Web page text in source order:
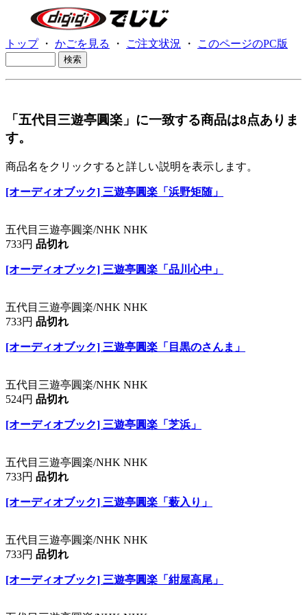
トップ・ かごを見る ・ ご注文状況 ・ このページのPC版
「五代目三遊亭圓楽」に一致する商品は8点ありま
す。
商品名をクリックすると詳しい説明を表示します。
[オーディオブック] 三遊亭圓楽「浜野矩随」
五代目三遊亭圓楽/NHK NHK
733円 品切れ
[オーディオブック] 三遊亭圓楽「品川心中」
五代目三遊亭圓楽/NHK NHK
733円 品切れ
[オーディオブック] 三遊亭圓楽「目黒のさんま」
五代目三遊亭圓楽/NHK NHK
524円 品切れ
[オーディオブック] 三遊亭圓楽「芝浜」
五代目三遊亭圓楽/NHK NHK
733円 品切れ
[オーディオブック] 三遊亭圓楽「薮入り」
五代目三遊亭圓楽/NHK NHK
733円 品切れ
[オーディオブック] 三遊亭圓楽「紺屋高尾」